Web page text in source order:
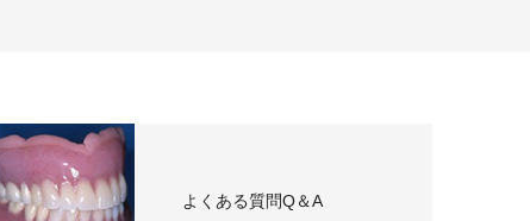
よくある質問Q＆A